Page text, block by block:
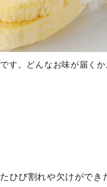
す。どんなお味が届くか
ひび割れや欠けができ